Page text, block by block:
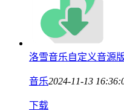
洛雪音乐自定义音源
音乐2024-11-13
下载